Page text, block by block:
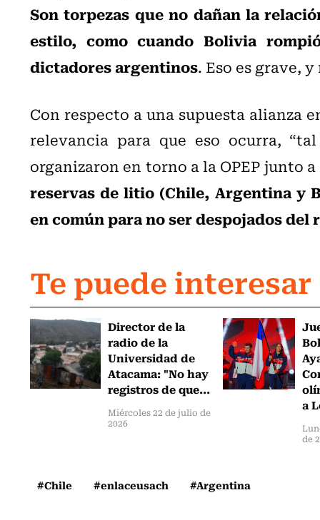
Son torpezas que no dañan la
estilo, como cuando Bolivia
dictadores argentinos. Eso es grave,
Con respecto a una supuesta alianza
relevancia para que eso ocurra,
organizaron en torno a la OPEP junto
reservas de litio (Chile, Argentina y
en común para no ser despojados del
Te puede interesar
Director de la
radio de la
Universidad de
Atacama: "No hay
registros de que...
Miércoles 22 de julio de
2026
a
de
#Chile #enlaceusach #Argentina